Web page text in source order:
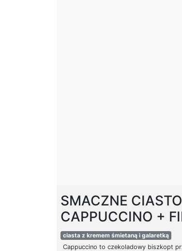
SMACZNE CIASTO
CAPPUCCINO +
ciasta z kremem śmietaną i galaretką
Cappuccino to czekoladowy biszkopt